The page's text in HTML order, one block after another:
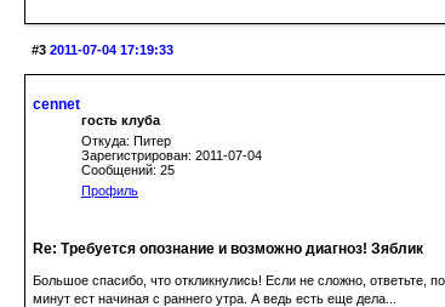
#3 2011-07-04 17:19:33
cennet
гость клуба
Откуда: Питер
Зарегистрирован: 2011-07-04
Сообщений: 25
Профиль
Re: Требуется опознание и возможно диагноз! Зяблик
Большое спасибо, что откликнулись! Если не сложно,
минут ест начиная с раннего утра. А ведь есть еще дела...